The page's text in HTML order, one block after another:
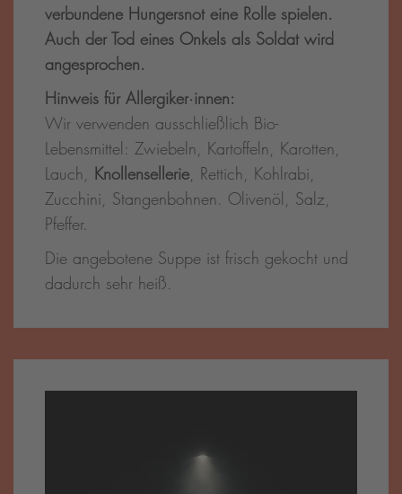
verbundene Hungersnot eine Rolle spielen.
Auch der Tod eines Onkels als Soldat wird
angesprochen.
Hinweis für Allergiker·innen:
Wir verwenden ausschließlich Bio-
Lebensmittel: Zwiebeln, Kartoffeln, Karotten,
Lauch, Knollensellerie, Rettich, Kohlrabi,
Zucchini, Stangenbohnen. Olivenöl, Salz,
Pfeffer.
Die angebotene Suppe ist frisch gekocht und
dadurch sehr heiß.